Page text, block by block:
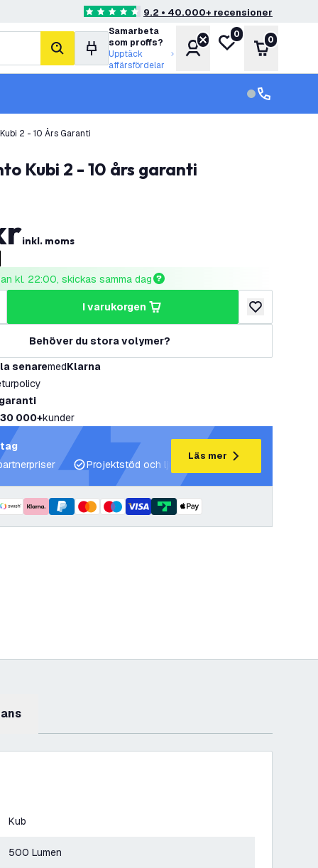
4.6 stjärnbetyg9.2 • 40.000+ recensioner
sök
Samarbeta
som proffs?
Upptäck
affärsfördelar
KontoMin önskelista
0
Varukorg
0
kundservice
kundservice
2 - 10 Års Garanti
Kubi 2 - 10 års garanti
inkl. moms
kl. 22:00, skickas samma dag
antal i varukorgen
lägg till i
Behöver du stora volymer?
senaremedKlarna
30 000+kunder
Projektstöd och ljusplaner
Läs mer
Kub
500 Lumen